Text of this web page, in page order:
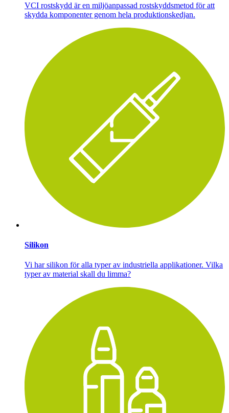
VCI rostskydd är en miljöanpassad rostskyddsmetod för att
skydda komponenter genom hela produktionskedjan.
Silikon
Vi har silikon för alla typer av industriella applikationer. Vilka
typer av material skall du limma?